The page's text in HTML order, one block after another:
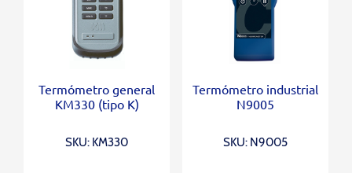
Termómetro general
KM330 (tipo K)
SKU: KM330
Termómetro industrial
N9005
SKU: N9005